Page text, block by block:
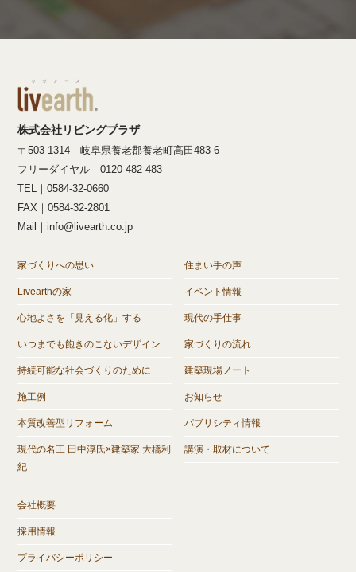
株式会社リビングプラザ
〒503-1314 岐阜県養老郡養老町高田483-6
フリーダイヤル｜0120-482-483
TEL｜0584-32-0660
FAX｜0584-32-2801
Mail｜info@livearth.co.jp
家づくりへの思い
Livearthの家
心地よさを「見える化」する
いつまでも飽きのこないデザイン
持続可能な社会づくりのために
施工例
本質改善型リフォーム
現代の名工 田中淳氏×建築家 大橋利
紀
住まい手の声
イベント情報
現代の手仕事
家づくりの流れ
建築現場ノート
お知らせ
パブリシティ情報
講演・取材について
会社概要
採用情報
プライバシーポリシー